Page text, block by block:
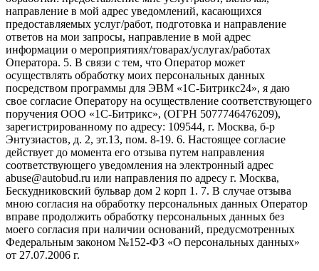
направление в мой адрес уведомлений, касающихся
предоставляемых услуг/работ, подготовка и направление
ответов на мои запросы, направление в мой адрес
информации о мероприятиях/товарах/услугах/работах
Оператора. 5. В связи с тем, что Оператор может
осуществлять обработку моих персональных данных
посредством программы для ЭВМ «1С-Битрикс24», я даю
свое согласие Оператору на осуществление соответствующего
поручения ООО «1С-Битрикс», (ОГРН 5077746476209),
зарегистрированному по адресу: 109544, г. Москва, б-р
Энтузиастов, д. 2, эт.13, пом. 8-19. 6. Настоящее согласие
действует до момента его отзыва путем направления
соответствующего уведомления на электронный адрес
abuse@autobud.ru или направления по адресу г. Москва,
Бескудниковский бульвар дом 2 корп 1. 7. В случае отзыва
мною согласия на обработку персональных данных Оператор
вправе продолжить обработку персональных данных без
моего согласия при наличии оснований, предусмотренных
Федеральным законом №152-ФЗ «О персональных данных»
от 27.07.2006 г.